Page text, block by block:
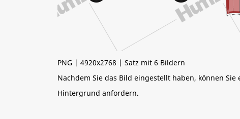
PNG | 4920x2768 | Satz mit 6 Bildern
Nachdem Sie das Bild eingestellt haben, können
Hintergrund anfordern.